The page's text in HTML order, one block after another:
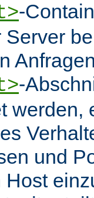
-
-
werden,
und